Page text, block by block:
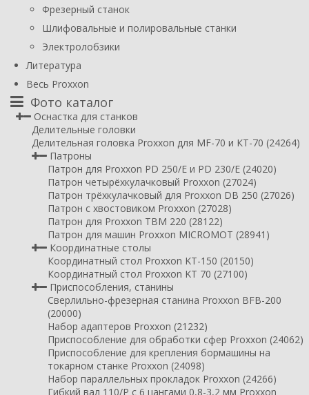
Фрезерный станок
Шлифовальные и полировальные станки
Электролобзики
Литература
Весь Proxxon
Фото каталог
Оснастка для станков
Делительные головки
Делительная головка Proxxon для MF-70 и КТ-70 (24264)
Патроны
Патрон для Proxxon PD 250/E и PD 230/E (24020)
Патрон четырёхкулачковый Proxxon (27024)
Патрон трёхкулачковый для Proxxon DB 250 (27026)
Патрон с хвостовиком Proxxon (27028)
Патрон для Proxxon TBM 220 (28122)
Патрон для машин Proxxon MICROMOT (28941)
Координатные столы
Координатный стол Proxxon KT-150 (20150)
Координатный стол Proxxon KT 70 (27100)
Приспособления, станины
Сверлильно-фрезерная станина Proxxon BFB-200
(20000)
Набор адаптеров Proxxon (21232)
Приспособление для обработки сфер Proxxon (24062)
Приспособление для крепления бормашины на
токарном станке Proxxon (24098)
Набор параллельных прокладок Proxxon (24266)
Гибкий вал 110/P с 6 цангами 0,8-3,2 мм Proxxon